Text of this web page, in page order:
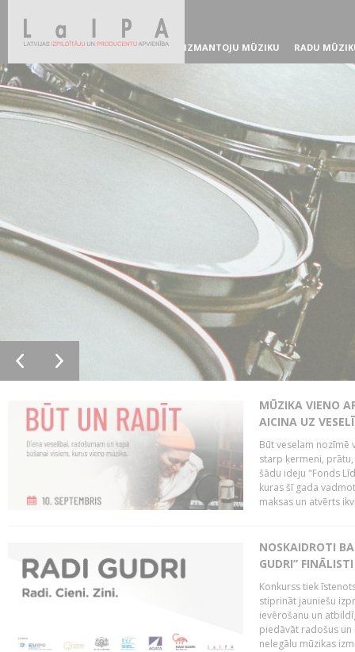
IZMANTOJU MŪZIKU RADU
MŪZIKA VIENO
AICINA UZ
Būt veselam nozīmē
starp ķermeni,
šādu ideju "Fonds
kuras šī gada
maksas un atvērts
NOSKAIDROTI
GUDRI” FINĀLISTI
Konkurss tiek
stiprināt jauniešu
ievērošanu un
piedāvāt radošus
nelegālu mūzikas